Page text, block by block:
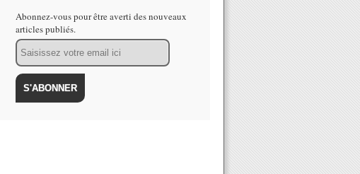
Abonnez-vous pour être averti des nouveaux
articles publiés.
Email